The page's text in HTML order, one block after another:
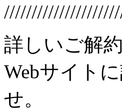
詳しいご解
Webサイト
せ。